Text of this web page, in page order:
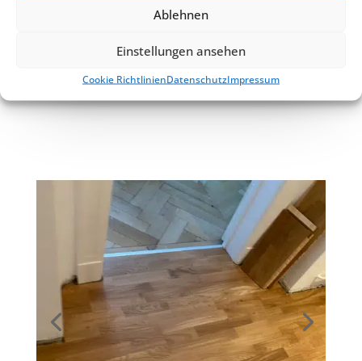
Ablehnen
Einstellungen ansehen
Cookie RichtlinienDatenschutzImpressum